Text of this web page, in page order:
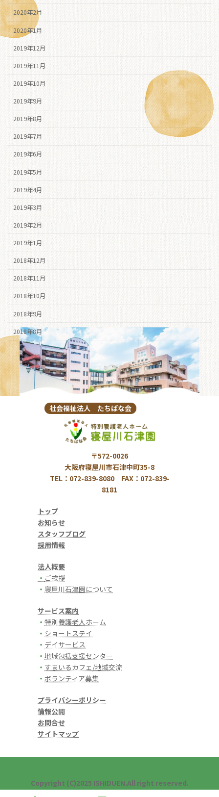
2020年2月
2020年1月
2019年12月
2019年11月
2019年10月
2019年9月
2019年8月
2019年7月
2019年6月
2019年5月
2019年4月
2019年3月
2019年2月
2019年1月
2018年12月
2018年11月
2018年10月
2018年9月
2018年8月
社会福祉法人 たちばな会
〒572-0026
大阪府寝屋川市石津中町35-8
TEL：072-839-8080 FAX：072-839-
8181
トップ
お知らせ
スタッフブログ
採用情報
法人概要
・ ご挨拶
・ 寝屋川石津園について
サービス案内
・ 特別養護老人ホーム
・ ショートステイ
・ デイサービス
・ 地域包括支援センター
・ すまいるカフェ/地域交流
・ ボランティア募集
プライバシーポリシー
情報公開
お問合せ
サイトマップ
Copyright (C)2025 ISHIDUEN.All right reserved.